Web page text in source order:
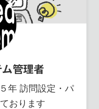
管理者
年 訪問設定・パ
おります